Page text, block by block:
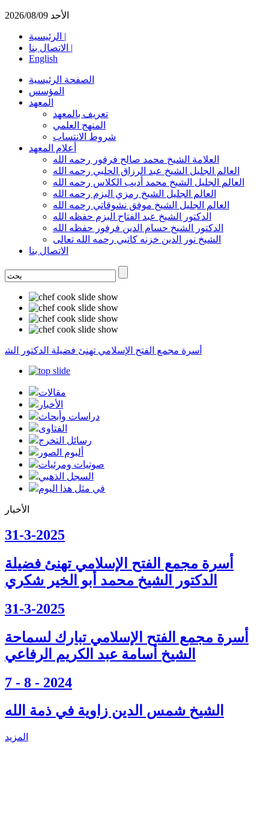
الأحد 2026/08/09
الرئيسية |
الاتصال بنا |
English
الصفحة الرئيسية
المؤسس
المعهد
تعريف بالمعهد
المنهج العلمي
شروط الانتساب
أعلام المعهد
العلامة الشيخ محمد صالح فرفور رحمه الله
العالم الجليل الشيخ عبد الرزاق الحلبي رحمه الله
العالم الجليل الشيخ محمد أديب الكلاس رحمه الله
العالم الجليل الشيخ رمزي البزم رحمه الله
العالم الجليل الشيخ موفق نشوقاتي رحمه الله
الدكتور الشيخ عبد الفتاح البزم حفظه الله
الدكتور الشيخ حسام الدين فرفور حفظه الله
الشيخ نور الدين خزنه كاتبي رحمه الله تعالى
الاتصال بنا
أسرة مجمع الفتح الإسلامي تهنئ فضيلة الدكتور
مقالات
الأخبار
دراسات وأبحاث
الفتاوى
رسائل التخرج
ألبوم الصور
صوتيات ومرئيات
السجل الذهبي
في مثل هذا اليوم
الأخبار
31-3-2025
أسرة مجمع الفتح الإسلامي تهنئ فضيلة
الدكتور الشيخ محمد أبو الخير شكري
31-3-2025
أسرة مجمع الفتح الإسلامي تبارك لسماحة
الشيخ أسامة عبد الكريم الرفاعي
7 - 8 - 2024
الشيخ شمس الدين زاوية في ذمة الله
المزيد